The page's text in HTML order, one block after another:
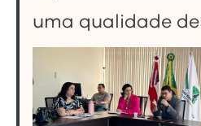
uma qualidade